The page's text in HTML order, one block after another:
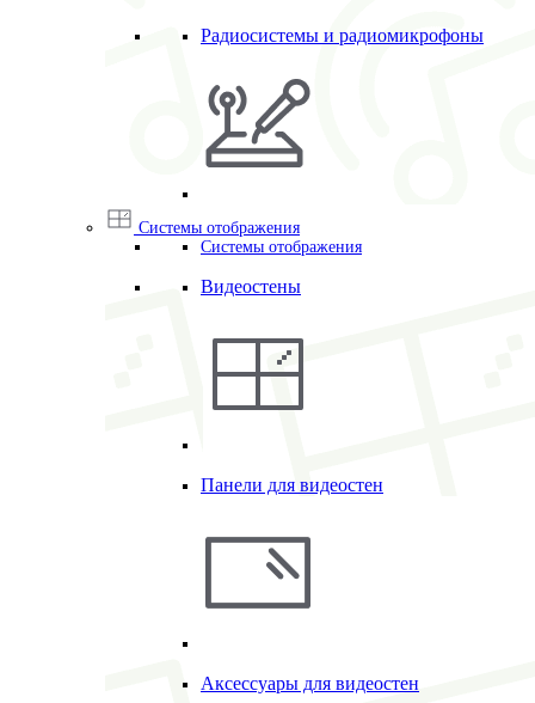
Радиосистемы и радиомикрофоны
Системы отображения
Системы отображения
Видеостены
Панели для видеостен
Аксессуары для видеостен